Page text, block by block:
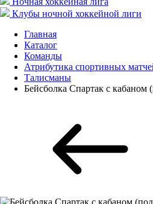
Клубы ночной хоккейной лиги
Главная
Каталог
Команды
Атрибутика спортивных
Талисманы
Бейсболка Спартак с кабаном